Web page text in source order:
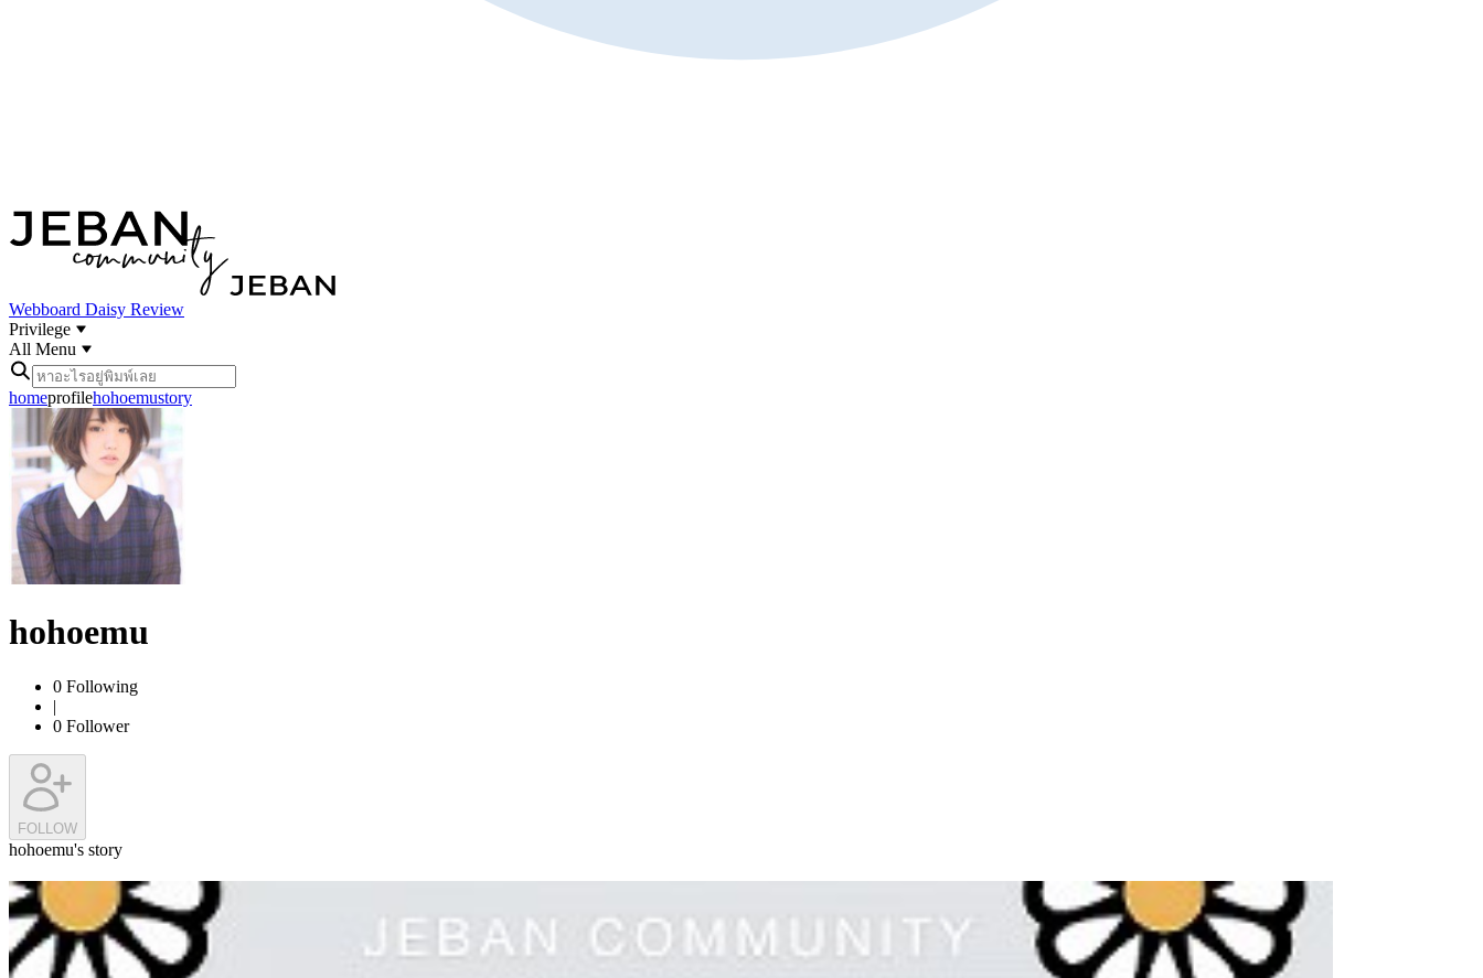
Webboard Daisy Review
Privilege
All Menu
homeprofilehohoemustory
hohoemu
0 Following
|
0 Follower
FOLLOW
hohoemu's story